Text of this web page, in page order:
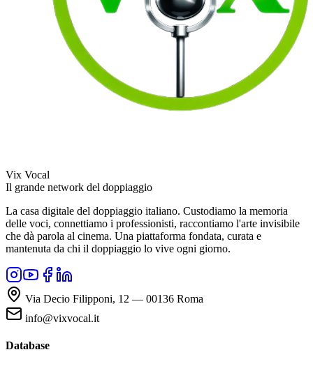
Vix Vocal
Il grande network del doppiaggio
La casa digitale del doppiaggio italiano. Custodiamo la memoria
delle voci, connettiamo i professionisti, raccontiamo l'arte invisibile
che dà parola al cinema. Una piattaforma fondata, curata e
mantenuta da chi il doppiaggio lo vive ogni giorno.
Via Decio Filipponi, 12 — 00136 Roma
info@vixvocal.it
Database